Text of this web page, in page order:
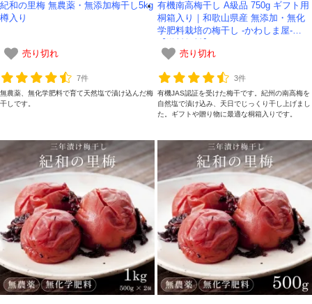
紀和の里梅 無農薬・無添加梅干し5kg
樽入り
売り切れ
7件
無農薬、無化学肥料で育て天然塩で漬け込んだ梅
干しです。
有機南高梅干し A級品 750g ギフト用
桐箱入り｜和歌山県産 無添加・無化
学肥料栽培の梅干し -かわしま屋-
売り切れ
3件
有機JAS認証を受けた梅干です。紀州の南高梅を
自然塩で漬け込み、天日でじっくり干し上げまし
た。ギフトや贈り物に最適な桐箱入りです。